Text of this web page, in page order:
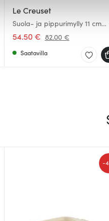
analysoimiseen.
tietoja siitä, miten
Le Creuset
Suola- ja pippurimylly 11 cm
Meringue
54.50 € 82.00 €
Saatavilla
-